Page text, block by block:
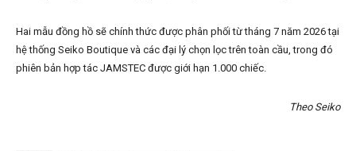
Hai mẫu đồng hồ sẽ chính thức được phân phối từ tháng 7 năm 2026 tại
hệ thống Seiko Boutique và các đại lý chọn lọc trên toàn cầu, trong đó
phiên bản hợp tác JAMSTEC được giới hạn 1.000 chiếc.
Theo Seiko